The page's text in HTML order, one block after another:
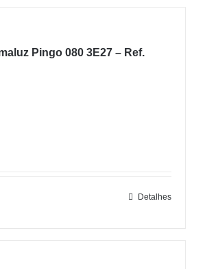
Pingo 080 3E27 – Ref.
Detalhes